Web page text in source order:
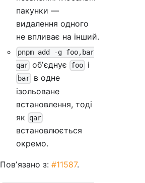
пакунки —
видалення одного
не впливає на інший.
pnpm add -g foo,bar
qar обʼєднує foo і
bar в одне
ізольоване
встановлення, тоді
як
qar
встановлюється
окремо.
Повʼязано з: #11587.